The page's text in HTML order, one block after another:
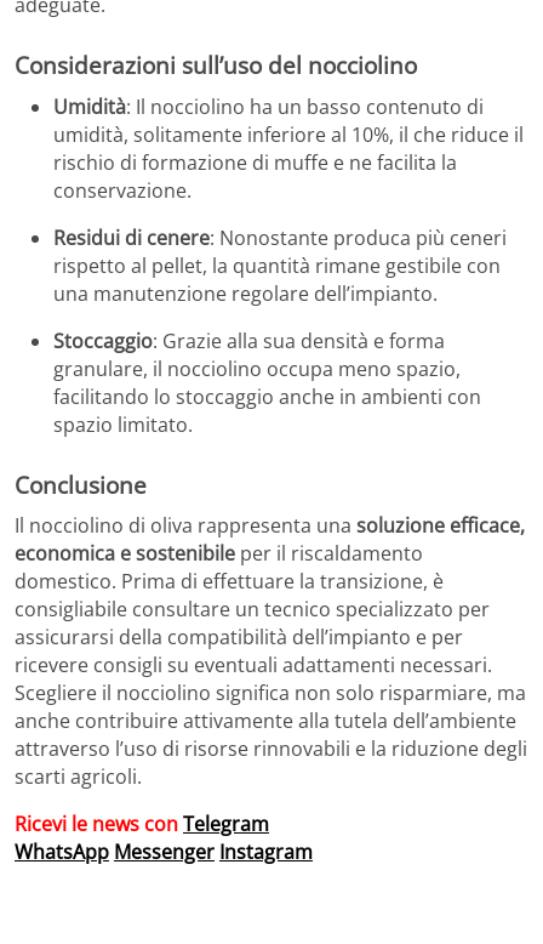
Considerazioni sull’uso del nocciolino
Umidità: Il nocciolino ha un basso contenuto di
umidità, solitamente inferiore al 10%, il che riduce il
rischio di formazione di muffe e ne facilita la
conservazione.
Residui di cenere: Nonostante produca più ceneri
rispetto al pellet, la quantità rimane gestibile con
una manutenzione regolare dell’impianto.
Stoccaggio: Grazie alla sua densità e forma
granulare, il nocciolino occupa meno spazio,
facilitando lo stoccaggio anche in ambienti con
spazio limitato.
Conclusione
Il nocciolino di oliva rappresenta una soluzione efficace,
economica e sostenibile per il riscaldamento
domestico. Prima di effettuare la transizione, è
consigliabile consultare un tecnico specializzato per
assicurarsi della compatibilità dell’impianto e per
ricevere consigli su eventuali adattamenti necessari.
Scegliere il nocciolino significa non solo risparmiare, ma
anche contribuire attivamente alla tutela dell’ambiente
attraverso l’uso di risorse rinnovabili e la riduzione degli
scarti agricoli.
Ricevi le news conTelegram
WhatsApp Messenger Instagram